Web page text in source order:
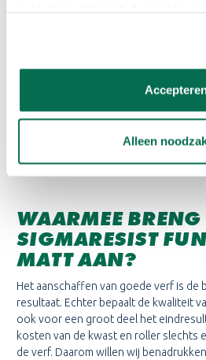
Alleen
aanbrengen
Stap 4: Aanbrengen van de eerste
WAARMEE
SIGMARESIST
MATT AAN?
Het aanschaffen van goede verf is de
resultaat. Echter bepaalt de kwaliteit
ook voor een groot deel het
kosten van de kwast en roller slechts
de verf. Daarom willen wij